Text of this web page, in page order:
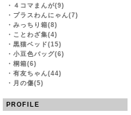
・ ４コマまんが(9)
・ プラスわんにゃん(7)
・ みっちり箱(8)
・ ことわざ集(4)
・ 黒猫ベッド(15)
・ 小豆色バッグ(6)
・ 桐箱(6)
・ 有友ちゃん(44)
・ 月の傷(5)
PROFILE